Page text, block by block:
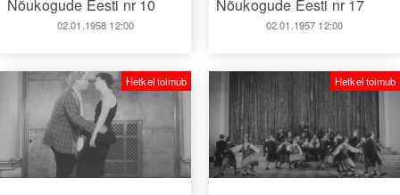
Nõukogude Eesti nr 10
02.01.1958 12:00
Nõukogude Eesti nr 17
02.01.1957 12:00
Hetkel toimub Hetkel toimub